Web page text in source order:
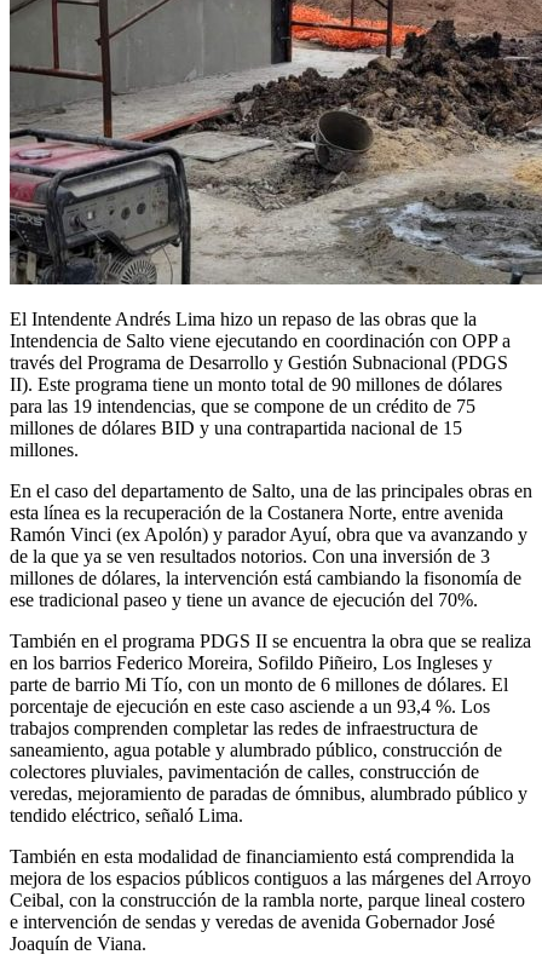
El Intendente Andrés Lima hizo un repaso de las obras que la
Intendencia de Salto viene ejecutando en coordinación con OPP a
través del Programa de Desarrollo y Gestión Subnacional (PDGS
II). Este programa tiene un monto total de 90 millones de dólares
para las 19 intendencias, que se compone de un crédito de 75
millones de dólares BID y una contrapartida nacional de 15
millones.
En el caso del departamento de Salto, una de las principales obras en
esta línea es la recuperación de la Costanera Norte, entre avenida
Ramón Vinci (ex Apolón) y parador Ayuí, obra que va avanzando y
de la que ya se ven resultados notorios. Con una inversión de 3
millones de dólares, la intervención está cambiando la fisonomía de
ese tradicional paseo y tiene un avance de ejecución del 70%.
También en el programa PDGS II se encuentra la obra que se realiza
en los barrios Federico Moreira, Sofildo Piñeiro, Los Ingleses y
parte de barrio Mi Tío, con un monto de 6 millones de dólares. El
porcentaje de ejecución en este caso asciende a un 93,4 %. Los
trabajos comprenden completar las redes de infraestructura de
saneamiento, agua potable y alumbrado público, construcción de
colectores pluviales, pavimentación de calles, construcción de
veredas, mejoramiento de paradas de ómnibus, alumbrado público y
tendido eléctrico, señaló Lima.
También en esta modalidad de financiamiento está comprendida la
mejora de los espacios públicos contiguos a las márgenes del Arroyo
Ceibal, con la construcción de la rambla norte, parque lineal costero
e intervención de sendas y veredas de avenida Gobernador José
Joaquín de Viana.